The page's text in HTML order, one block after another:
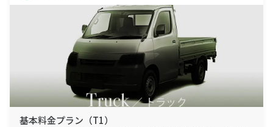
基本料金プラン（T1）